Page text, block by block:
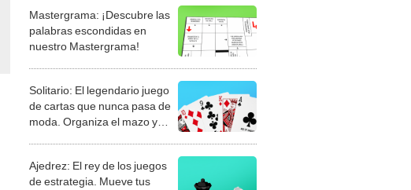
Mastergrama: ¡Descubre las
palabras escondidas en
nuestro Mastergrama!
Solitario: El legendario juego
de cartas que nunca pasa de
moda. Organiza el mazo y
Ajedrez: El rey de los juegos
de estrategia. Mueve tus